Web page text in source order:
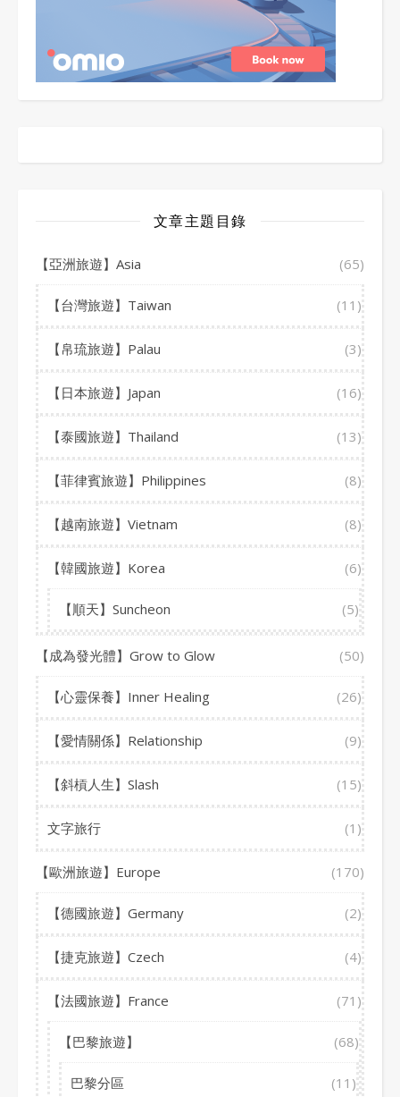
文章主題目錄
【亞洲旅遊】Asia (65)
【台灣旅遊】Taiwan (11)
【帛琉旅遊】Palau (3)
【日本旅遊】Japan (16)
【泰國旅遊】Thailand (13)
【菲律賓旅遊】Philippines (8)
【越南旅遊】Vietnam (8)
【韓國旅遊】Korea (6)
【順天】Suncheon (5)
【成為發光體】Grow to Glow (50)
【心靈保養】Inner Healing (26)
【愛情關係】Relationship (9)
【斜槓人生】Slash (15)
文字旅行 (1)
【歐洲旅遊】Europe (170)
【德國旅遊】Germany (2)
【捷克旅遊】Czech (4)
【法國旅遊】France (71)
【巴黎旅遊】 (68)
巴黎分區 (11)